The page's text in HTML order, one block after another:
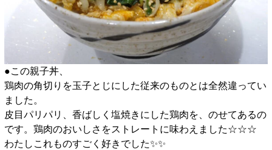
●この親子丼、
鶏肉の角切りを玉子とじにした従来のものとは全然違ってい
ました。
皮目パリパリ、香ばしく塩焼きにした鶏肉を、のせてあるの
です。鶏肉のおいしさをストレートに味わえました☆☆☆
わたしこれものすごく好きでした✨️✨️